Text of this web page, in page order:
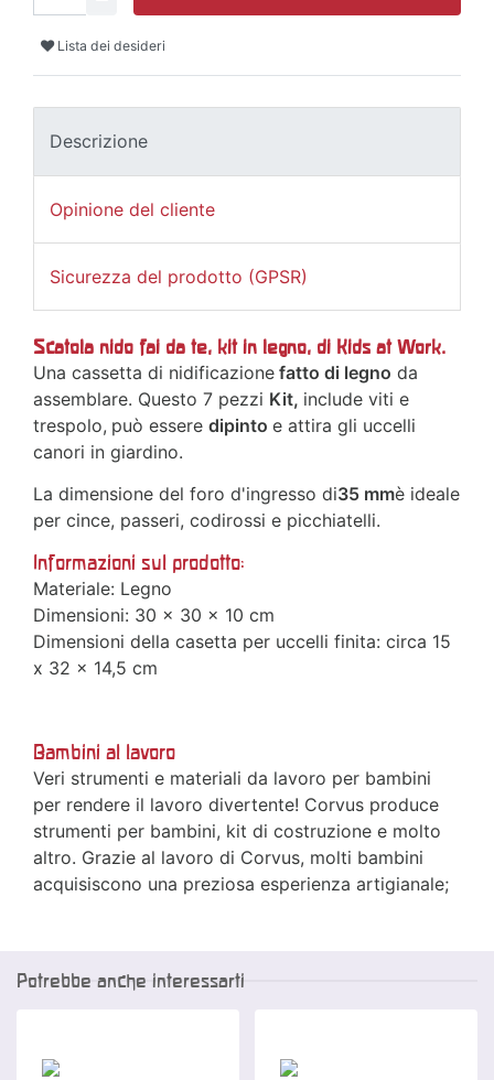
Lista dei desideri
Descrizione
Opinione del cliente
Sicurezza del prodotto (GPSR)
Scatola nido fai da te, kit in legno, di Kids at Work.
Una cassetta di nidificazione fatto di legno da
assemblare. Questo 7 pezzi Kit, include viti e
trespolo, può essere dipinto e attira gli uccelli
canori in giardino.
La dimensione del foro d'ingresso di35 mmè ideale
per cince, passeri, codirossi e picchiatelli.
Informazioni sul prodotto:
Materiale: Legno
Dimensioni: 30 x 30 x 10 cm
Dimensioni della casetta per uccelli finita: circa 15
x 32 x 14,5 cm
Bambini al lavoro
Veri strumenti e materiali da lavoro per bambini
per rendere il lavoro divertente! Corvus produce
strumenti per bambini, kit di costruzione e molto
altro. Grazie al lavoro di Corvus, molti bambini
acquisiscono una preziosa esperienza artigianale;
Potrebbe anche interessarti